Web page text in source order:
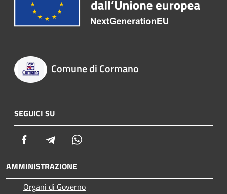
Comune di Cormano
SEGUICI SU
Facebook Telegram
AMMINISTRAZIONE
Organi di Governo